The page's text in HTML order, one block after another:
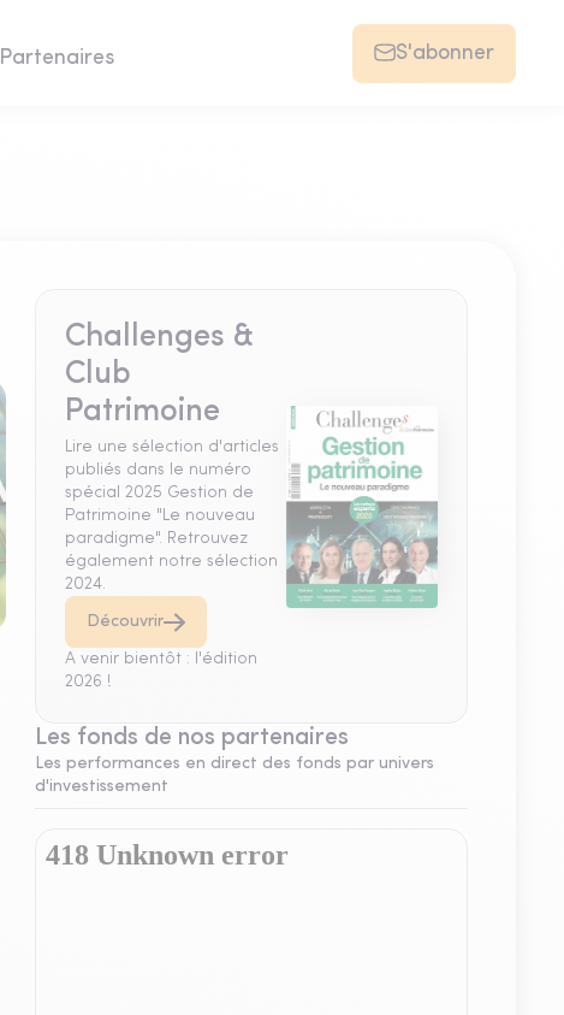
Partenaires S'abonner
Challenges &
Club
Patrimoine
Lire une sélection d'articles
publiés dans le numéro
spécial 2025 Gestion de
Patrimoine "Le nouveau
paradigme". Retrouvez
également notre sélection
2024.
Découvrir
A venir bientôt : l'édition
2026 !
Les fonds de nos partenaires
Les performances en direct des fonds par univers
d'investissement